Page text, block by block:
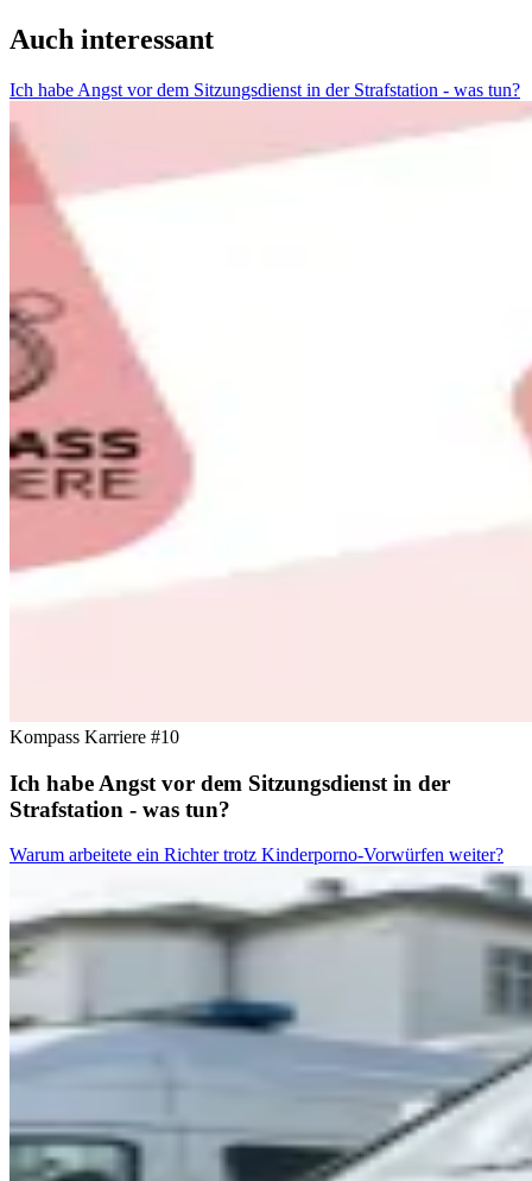
Auch interessant
Ich habe Angst vor dem Sitzungsdienst in der Strafstation - was tun?
Kompass Karriere #10
Ich habe Angst vor dem Sitzungsdienst in der
Strafstation - was tun?
Warum arbeitete ein Richter trotz Kinderporno-Vorwürfen weiter?